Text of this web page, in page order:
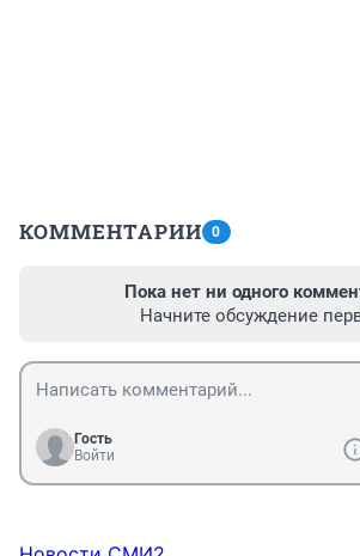
КОММЕНТАРИИ 0
Пока нет ни одного
Начните обсуждение
Гость
Войти